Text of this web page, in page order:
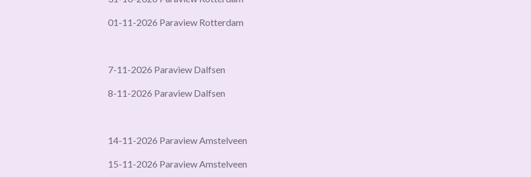
01-11-2026 Paraview Rotterdam
7-11-2026 Paraview Dalfsen
8-11-2026 Paraview Dalfsen
14-11-2026 Paraview Amstelveen
15-11-2026 Paraview Amstelveen